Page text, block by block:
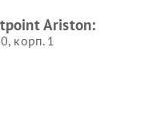
Ariston
Ariston:
корп. 1